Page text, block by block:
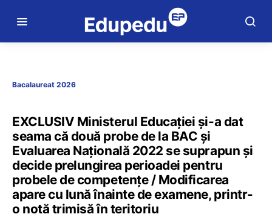
Bacalaureat 2026
EXCLUSIV Ministerul Educației și-a dat
seama că două probe de la BAC și
Evaluarea Națională 2022 se suprapun și
decide prelungirea perioadei pentru
probele de competențe / Modificarea
apare cu lună înainte de examene, printr-
o notă trimisă în teritoriu